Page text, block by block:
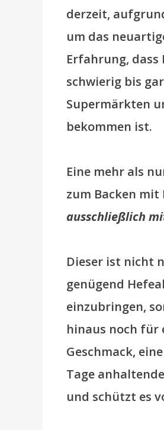
derzeit,
um das
Erfahrung, dass
schwierig bis
Supermärkten
bekommen ist.
Eine mehr als
zum Backen mit
ausschließlich
Dieser ist nicht
genügend
einzubringen,
hinaus noch für
Geschmack,
Tage
und schützt es